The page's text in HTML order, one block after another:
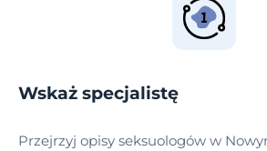
Wskaż specjalistę
Przejrzyj opisy seksuologów w